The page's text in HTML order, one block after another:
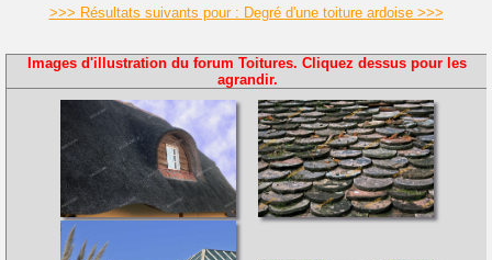
>>> Résultats suivants pour : Degré d'une toiture ardoise >>>
Images d'illustration du forum Toitures. Cliquez dessus pour les
agrandir.